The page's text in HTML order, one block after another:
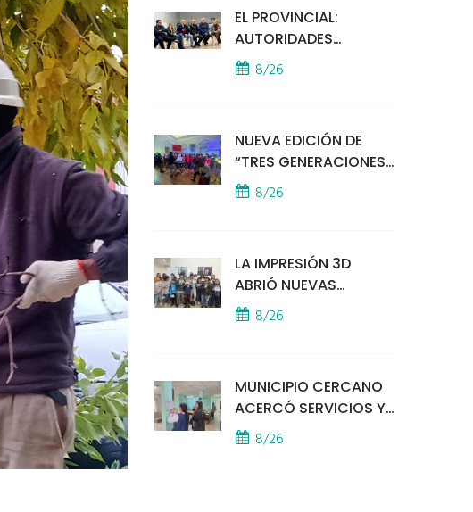
EL PROVINCIAL:
AUTORIDADES
MUNICIPALES
MANTUVIERON UN
SEGURIDAD
8/26
NUEVA EDICIÓN DE
“TRES GENERACIONES
CANTAN”
8/26
LA IMPRESIÓN 3D
ABRIÓ NUEVAS
PUERTAS AL
APRENDIZAJE Y LA
8/26
MUNICIPIO CERCANO
ACERCÓ SERVICIOS Y
ATENCIÓN A LOS
VECINOS EL
8/26